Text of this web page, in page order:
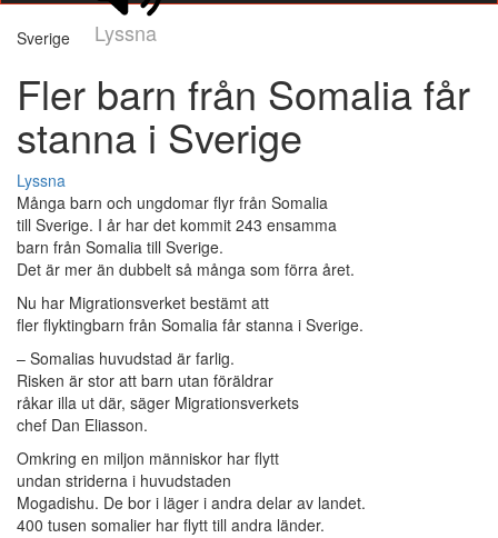
Lyssna
Sverige
Fler barn från Somalia får
stanna i Sverige
Lyssna
Många barn och ungdomar flyr från Somalia
till Sverige. I år har det kommit 243 ensamma
barn från Somalia till Sverige.
Det är mer än dubbelt så många som förra året.
Nu har Migrationsverket bestämt att
fler flyktingbarn från Somalia får stanna i Sverige.
– Somalias huvudstad är farlig.
Risken är stor att barn utan föräldrar
råkar illa ut där, säger Migrationsverkets
chef Dan Eliasson.
Omkring en miljon människor har flytt
undan striderna i huvudstaden
Mogadishu. De bor i läger i andra delar av landet.
400 tusen somalier har flytt till andra länder.